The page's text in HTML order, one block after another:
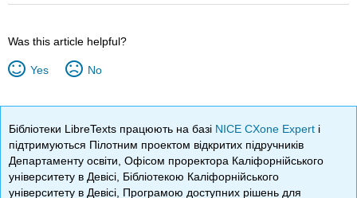
Was this article helpful?
Yes No
Бібліотеки LibreTexts працюють на базі NICE CXone Expert і
підтримуються Пілотним проектом відкритих підручників
Департаменту освіти, Офісом проректора Каліфорнійського
університету в Девісі, Бібліотекою Каліфорнійського
університету в Девісі, Програмою доступних рішень для